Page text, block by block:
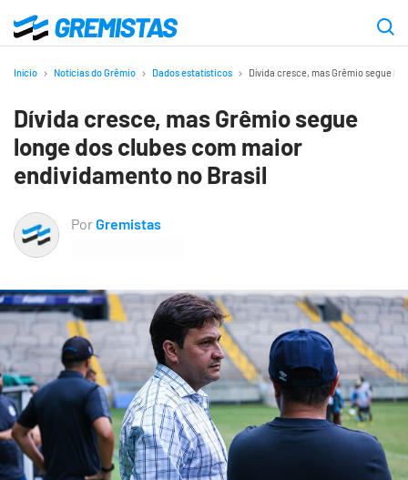
para
principal
Gremistas
Início Notícias do Grêmio Dados estatísticos Dívida cresce, mas Grêmio segue
Dívida cresce, mas Grêmio segue
longe dos clubes com maior
endividamento no Brasil
PorGremistas